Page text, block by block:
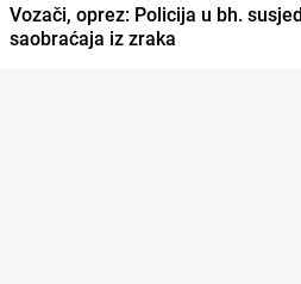
Vozači, oprez: Policija u bh.
saobraćaja iz zraka